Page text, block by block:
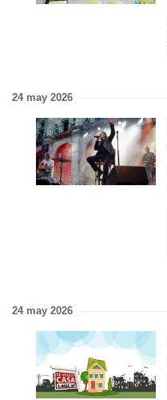
24 may 2026
24 may 2026